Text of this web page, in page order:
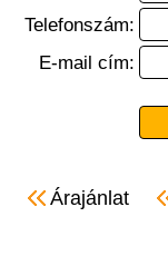
Telefonszám:
E-mail cím:
Árajánlat